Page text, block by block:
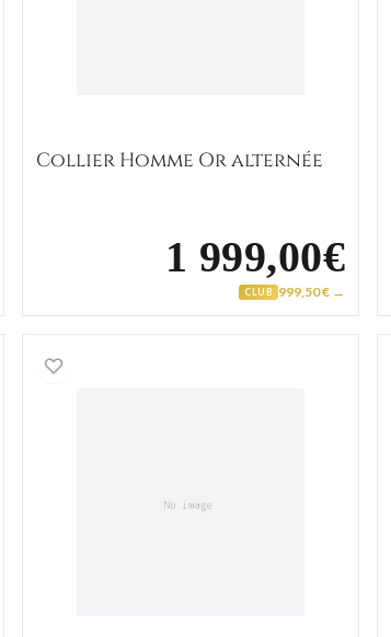
Collier Homme Or alternée
1 999,00€
CLUB 999,50 € →